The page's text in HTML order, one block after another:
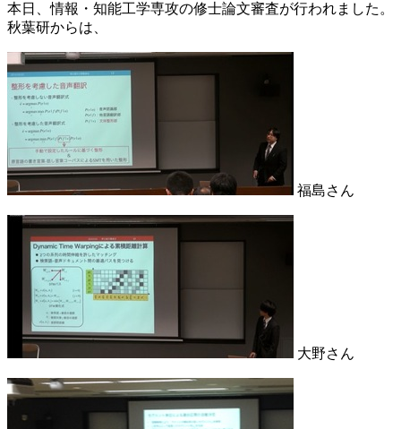
本日、情報・知能工学専攻の修士論文審査が行われました。
秋葉研からは、
福島さん
大野さん